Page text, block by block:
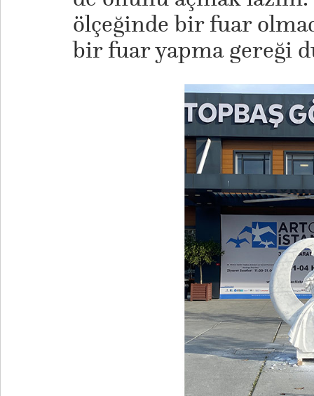
ölçeğinde bir fuar
bir fuar yapma gereği